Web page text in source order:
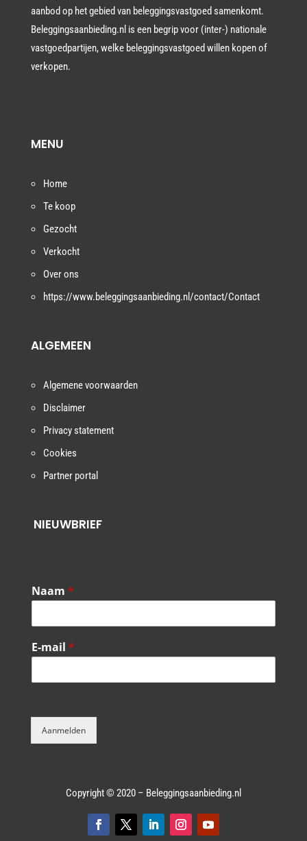
aanbod op het gebied van beleggingsvastgoed samenkomt.
Beleggingsaanbieding.nl is een begrip voor (inter-) nationale
vastgoedpartijen, welke beleggingsvastgoed willen kopen of
verkopen.
MENU
Home
Te koop
Gezocht
Verkocht
Over ons
https://www.beleggingsaanbieding.nl/contact/Contact
ALGEMEEN
Algemene voorwaarden
Disclaimer
Privacy statement
Cookies
Partner portal
NIEUWBRIEF
Naam *
E-mail *
Aanmelden
Copyright © 2020 – Beleggingsaanbieding.nl